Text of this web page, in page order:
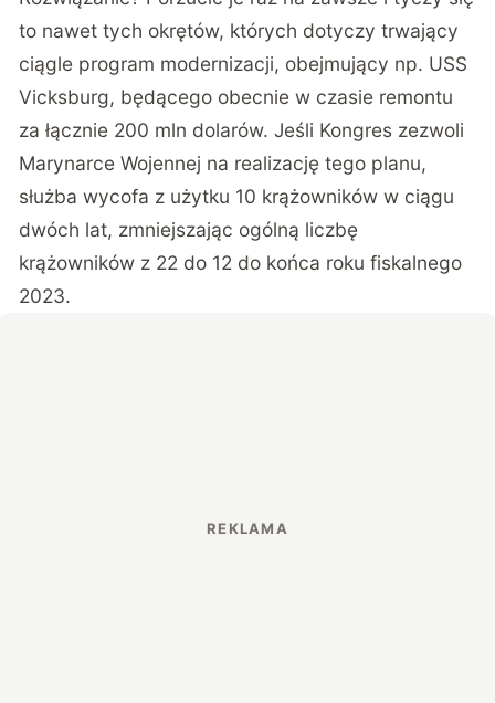
to nawet tych okrętów, których dotyczy trwający
ciągle program modernizacji, obejmujący np. USS
Vicksburg, będącego obecnie w czasie remontu
za łącznie 200 mln dolarów. Jeśli Kongres zezwoli
Marynarce Wojennej na realizację tego planu,
służba wycofa z użytku 10 krążowników w ciągu
dwóch lat, zmniejszając ogólną liczbę
krążowników z 22 do 12 do końca roku fiskalnego
2023.